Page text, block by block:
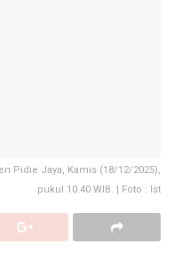
Pidie Jaya, Kamis (18/12/2025),
pukul 10.40 WIB. | Foto : Ist